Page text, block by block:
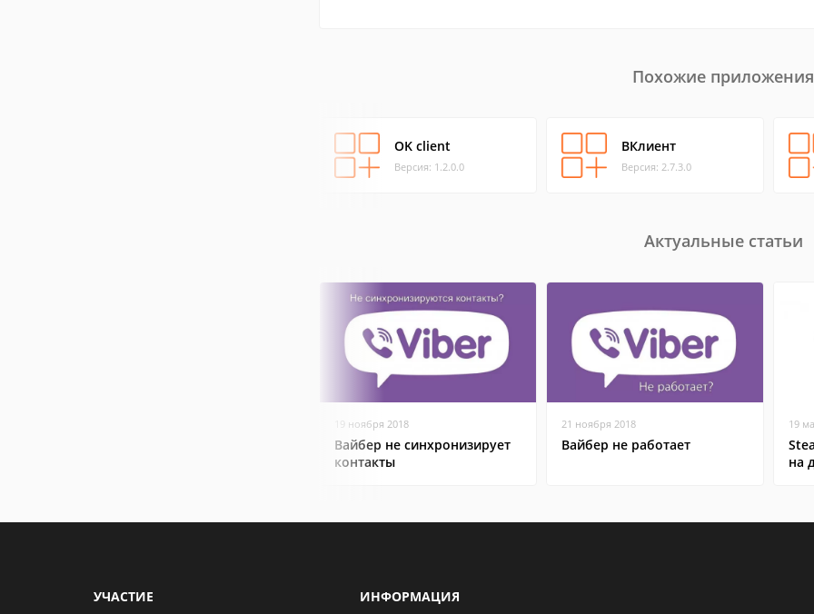
Похожие приложения
OK client
Версия: 1.2.0.0
ВКлиент
Версия: 2.7.3.0
Актуальные статьи
19 ноября 2018
Вайбер не синхронизирует
контакты
21 ноября 2018
Вайбер не работает
19
на
УЧАСТИЕ ИНФОРМАЦИЯ